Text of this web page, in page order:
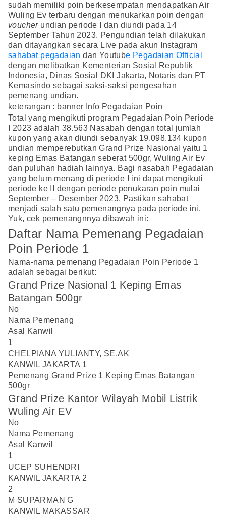
sudah memiliki poin berkesempatan mendapatkan Air
Wuling Ev terbaru dengan menukarkan poin dengan
voucherundian periode I dan diundi pada 14
September Tahun 2023. Pengundian telah dilakukan
dan ditayangkan secara Live pada akun Instagram
sahabat pegadaian dan Youtube Pegadaian Official
dengan melibatkan Kementerian Sosial Republik
Indonesia, Dinas Sosial DKI Jakarta, Notaris dan PT
Kemasindo sebagai saksi-saksi pengesahan
pemenang undian.
keterangan : banner Info Pegadaian Poin
Total yang mengikuti program Pegadaian Poin Periode
I 2023 adalah 38.563 Nasabah dengan total jumlah
kupon yang akan diundi sebanyak 19.098.134 kupon
undian memperebutkan Grand Prize Nasional yaitu 1
keping Emas Batangan seberat 500gr, Wuling Air Ev
dan puluhan hadiah lainnya. Bagi nasabah Pegadaian
yang belum menang di periode I ini dapat mengikuti
periode ke II dengan periode penukaran poin mulai
September – Desember 2023. Pastikan sahabat
menjadi salah satu pemenangnya pada periode ini.
Yuk, cek pemenangnnya dibawah ini:
Daftar Nama Pemenang Pegadaian
Poin Periode 1
Nama-nama pemenang Pegadaian Poin Periode 1
adalah sebagai berikut:
Grand Prize Nasional 1 Keping Emas
Batangan 500gr
No
Nama Pemenang
Asal Kanwil
1
CHELPIANA YULIANTY, SE.AK
KANWIL JAKARTA 1
Pemenang Grand Prize 1 Keping Emas Batangan
500gr
Grand Prize Kantor Wilayah Mobil Listrik
Wuling Air EV
No
Nama Pemenang
Asal Kanwil
1
UCEP SUHENDRI
KANWIL JAKARTA 2
2
M SUPARMAN G
KANWIL MAKASSAR